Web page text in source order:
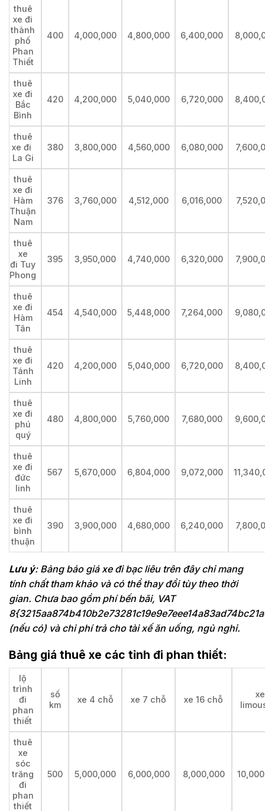
thuê
xe đi
thành
phố
Phan
Thiết
400 4,000,000 4,800,000 6,400,000
thuê
xe đi
Bắc
Bình
420 4,200,000 5,040,000 6,720,000
thuê
xe đi
La Gi
380 3,800,000 4,560,000 6,080,000
thuê
xe đi
Hàm
Thuận
Nam
376 3,760,000 4,512,000 6,016,000
thuê
xe
đi Tuy
Phong
395 3,950,000 4,740,000 6,320,000
thuê
xe đi
Hàm
Tân
454 4,540,000 5,448,000 7,264,000
thuê
xe đi
Tánh
Linh
420 4,200,000 5,040,000 6,720,000
thuê
xe đi
phú
quý
480 4,800,000 5,760,000 7,680,000
thuê
xe đi
đức
linh
567 5,670,000 6,804,000 9,072,000
thuê
xe đi
bình
thuận
390 3,900,000 4,680,000 6,240,000
Lưu ý: Bảng báo giá xe đi bạc liêu trên đây chỉ mang
tính chất tham khảo và có thể thay đổi tùy theo thời
gian. Chưa bao gồm phí bến bãi, VAT
(nếu có) và chi phí trả cho tài xế ăn uống, ngủ nghỉ.
Bảng giá thuê xe các tỉnh đi phan thiết:
lộ
trình
đi
phan
thiết
số
km
xe 4 chỗ xe 7 chỗ xe 16 chỗ
xe
thuê
xe
sóc
trăng
đi
phan
thiết
500 5,000,000 6,000,000 8,000,000